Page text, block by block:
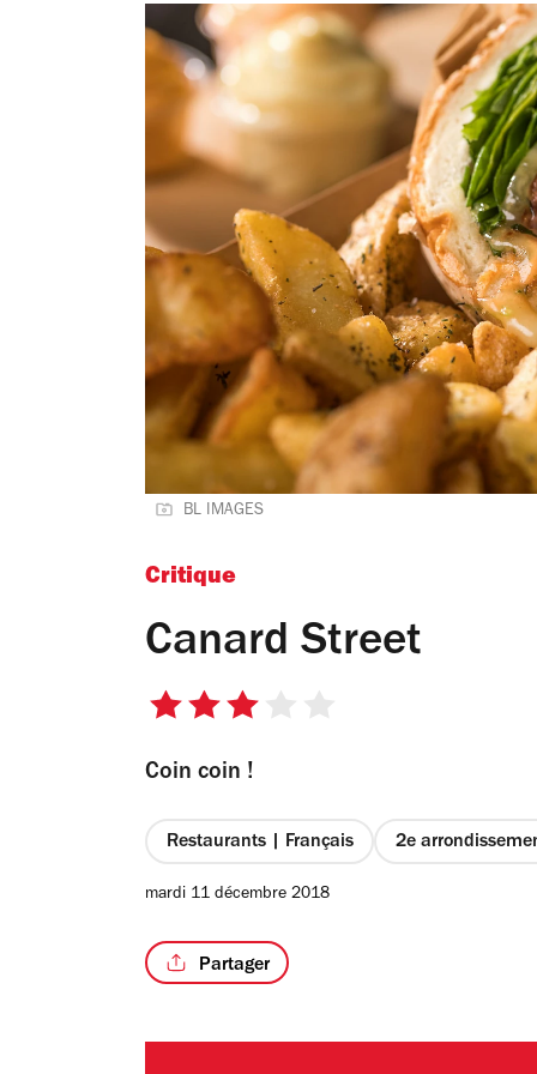
BL IMAGES
Critique
Canard Street
3
5
Coin coin !
Restaurants | Français 2e
mardi 11 décembre 2018
Partager